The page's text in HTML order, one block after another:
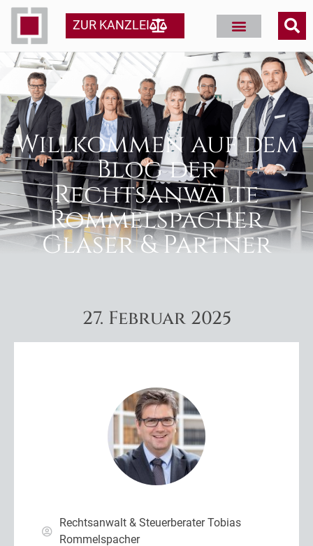
ZUR KANZLEI
Willkommen auf dem
Blog der
Rechtsanwälte
Rommelspacher
Glaser & Partner
27. Februar 2025
Rechtsanwalt & Steuerberater Tobias
Rommelspacher